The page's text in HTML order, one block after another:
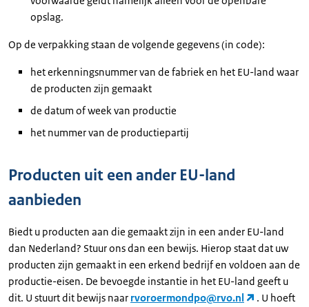
opslag.
Op de verpakking staan de volgende gegevens (in code):
het erkenningsnummer van de fabriek en het EU-land waar
de producten zijn gemaakt
de datum of week van productie
het nummer van de productiepartĳ
Producten uit een ander EU-land
aanbieden
Biedt u producten aan die gemaakt zijn in een ander EU-land
dan Nederland? Stuur ons dan een bewijs. Hierop staat dat uw
producten zijn gemaakt in een erkend bedrijf en voldoen aan de
productie-eisen. De bevoegde instantie in het EU-land geeft u
dit. U stuurt dit bewijs naar rvoroermondpo@rvo.nl
. U hoeft